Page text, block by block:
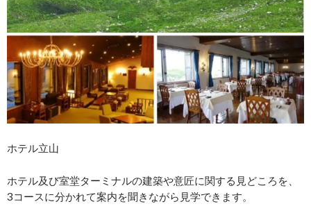
ホテル立山
ホテル及び室堂ターミナルの建築や意匠に関する見どころを、
3コースに分かれて案内を聞きながら見学できます。